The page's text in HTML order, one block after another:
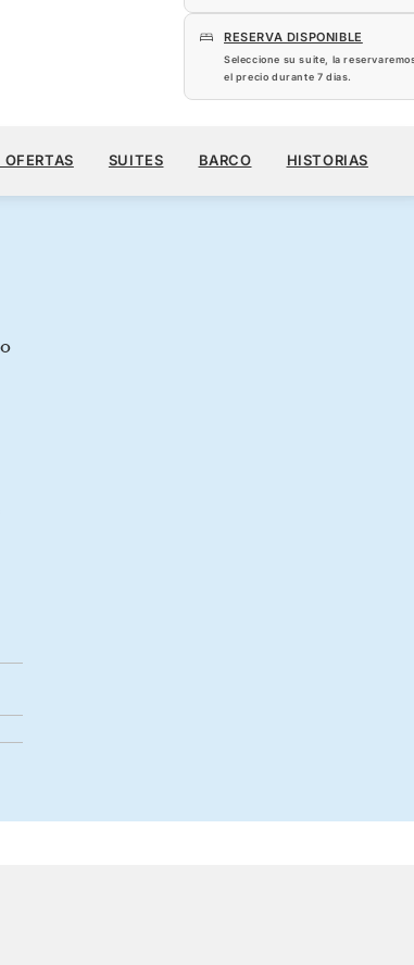
RESERVA DISPONIBLE
Seleccione su suite, la
el precio durante 7 dias.
CON TARIFA ALL-INCLUSIVE
RESERVE SU CRUCERO
OFERTAS SUITES BARCO HISTORIAS